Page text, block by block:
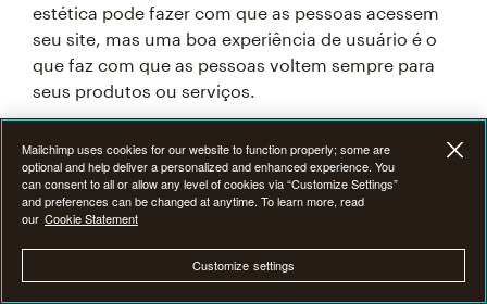
estética pode fazer com que as pessoas acessem
seu site, mas uma boa experiência de usuário é o
que faz com que as pessoas voltem sempre para
seus produtos ou serviços.
Entendendo a relação entre o
design de UX e UI
Você pode estar se perguntando o que é mais
Mailchimp uses cookies for our website to function properly; some are
optional and help deliver a personalized and enhanced experience. You
can consent to all or allow any level of cookies via “Customize Settings”
and preferences can be changed at anytime. To learn more, read
our Cookie Statement
Customize settings